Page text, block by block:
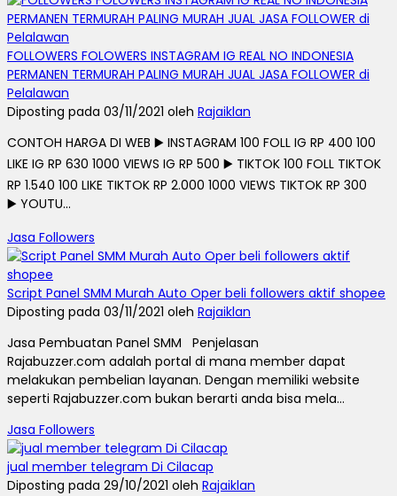
FOLLOWERS FOLOWERS INSTAGRAM IG REAL NO INDONESIA
PERMANEN TERMURAH PALING MURAH JUAL JASA FOLLOWER di
Pelalawan
Diposting pada 03/11/2021 oleh Rajaiklan
CONTOH HARGA DI WEB ▶️ INSTAGRAM 100 FOLL IG RP 400 100
LIKE IG RP 630 1000 VIEWS IG RP 500 ▶️ TIKTOK 100 FOLL TIKTOK
RP 1.540 100 LIKE TIKTOK RP 2.000 1000 VIEWS TIKTOK RP 300
▶️ YOUTU...
Jasa Followers
Script Panel SMM Murah Auto Oper beli followers aktif shopee
Diposting pada 03/11/2021 oleh Rajaiklan
Jasa Pembuatan Panel SMM Penjelasan
Rajabuzzer.com adalah portal di mana member dapat
melakukan pembelian layanan. Dengan memiliki website
seperti Rajabuzzer.com bukan berarti anda bisa mela...
Jasa Followers
jual member telegram Di Cilacap
Diposting pada 29/10/2021 oleh Rajaiklan